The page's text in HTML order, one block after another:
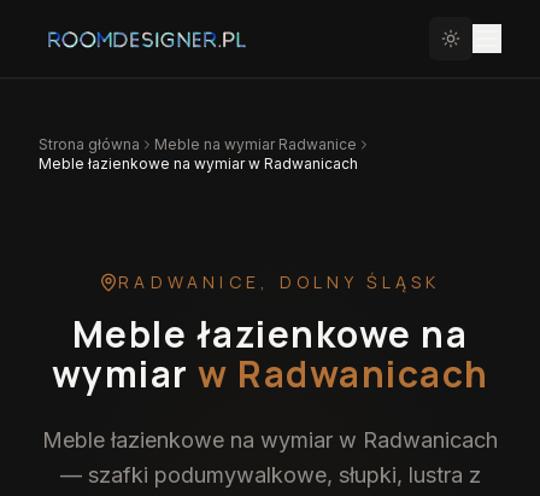
Strona główna Meble na wymiar Radwanice
Meble łazienkowe na wymiar w Radwanicach
RADWANICE , DOLNY ŚLĄSK
Meble łazienkowe na
wymiar w Radwanicach
Meble łazienkowe na wymiar w Radwanicach
— szafki podumywalkowe, słupki, lustra z